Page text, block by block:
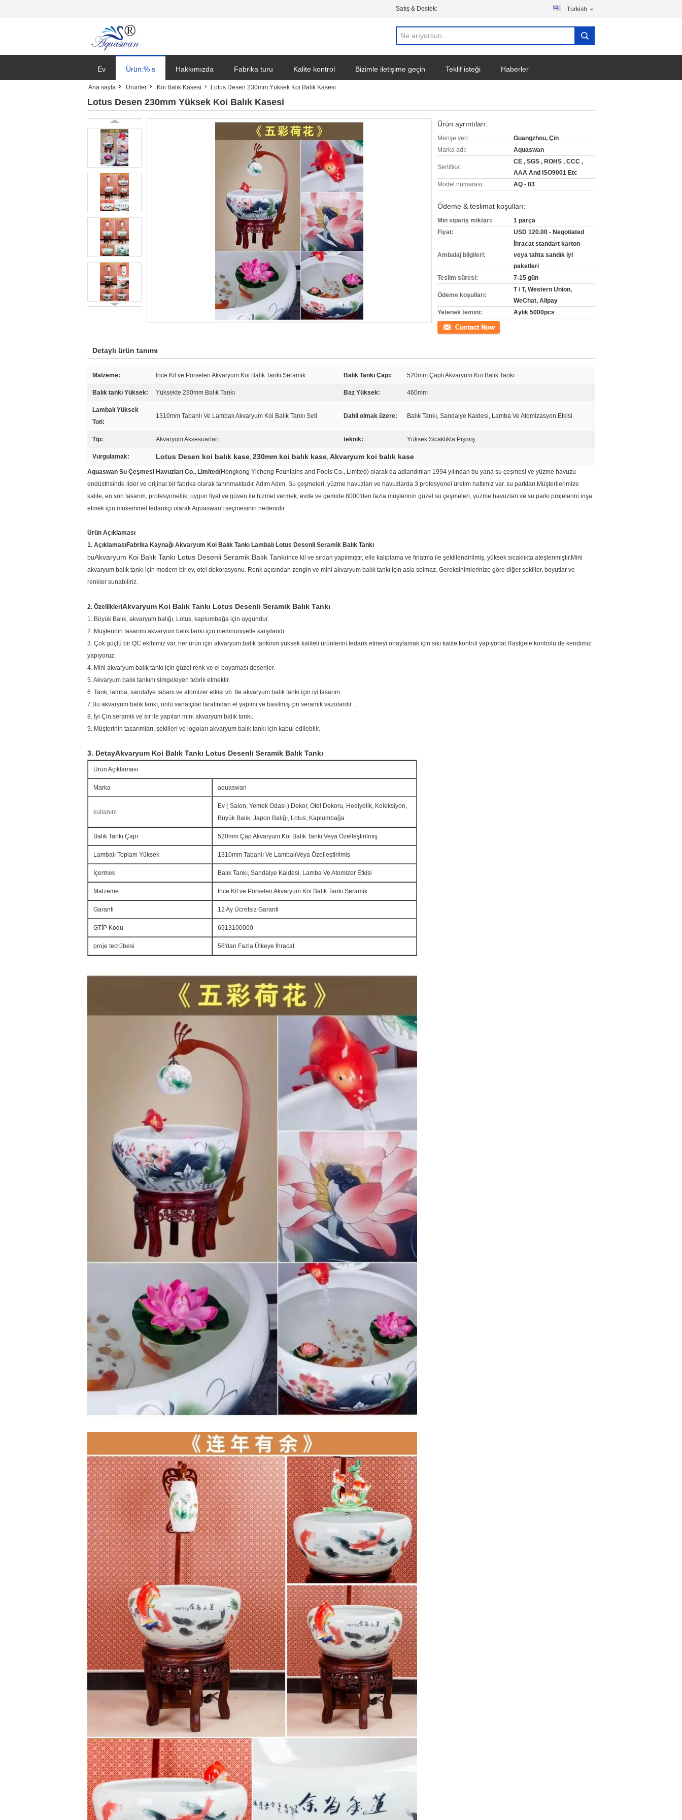
Satış & Destek: Turkish
Ev Ürün:% s Hakkımızda Fabrika turu Kalite kontrol Bizimle iletişime geçin Teklif isteği Haberler
Ana sayfa Ürünler Koi Balık Kasesi Lotus Desen 230mm Yüksek Koi Balık Kasesi
Lotus Desen 230mm Yüksek Koi Balık Kasesi
Ürün ayrıntıları:
Menşe yeri:
Guangzhou, Çin
Marka adı:
Aquaswan
Sertifika:
CE , SGS , ROHS , CCC ,
AAA And ISO9001 Etc
Model numarası:
AQ - 03
Ödeme & teslimat koşulları:
Min sipariş miktarı:
1 parça
Fiyat:
USD 120.00 - Negotiated
Ambalaj bilgileri:
İhracat standart karton
veya tahta sandık iyi
paketleri
Teslim süresi:
7-15 gün
Ödeme koşulları:
T / T, Western Union,
WeChat, Alipay
Yetenek temini:
Aylık 5000pcs
İletişim
Detaylı ürün tanımı
Malzeme: İnce Kil ve Porselen Akvaryum Koi Balık Tankı Seramik Balık Tankı Çapı: 520mm Çaplı Akvaryum Koi Balık Tankı
Balık tankı Yüksek: Yüksekte 230mm Balık Tankı Baz Yüksek: 460mm
Lambalı Yüksek
Totl:
1310mm Tabanlı Ve Lambalı Akvaryum Koi Balık Tankı Seti Dahil olmak üzere: Balık Tankı, Sandalye Kaidesi, Lamba Ve Atomizasyon Etkisi
Tip: Akvaryum Aksesuarları teknik: Yüksek Sıcaklıkta Pişmiş
Vurgulamak: Lotus Desen koi balık kase, 230mm koi balık kase, Akvaryum koi balık kase
Aquaswan Su Çeşmesi Havuzları Co., Limited(Hongkong Yicheng Fountains and Pools Co., Limited) olarak da adlandırılan 1994 yılından bu yana su çeşmesi ve yüzme havuzu
endüstrisinde lider ve orijinal bir fabrika olarak tanınmaktadır. Adım Adım, Su çeşmeleri, yüzme havuzları ve havuzlarda 3 profesyonel üretim hattımız var. su parkları.Müşterilerimize
kalite, en son tasarım, profesyonellik, uygun fiyat ve güven ile hizmet vermek, evde ve gemide 8000'den fazla müşterinin güzel su çeşmeleri, yüzme havuzları ve su parkı projelerini inşa
etmek için mükemmel tedarikçi olarak Aquaswan'ı seçmesinin nedenidir.
Ürün Açıklaması
1. AçıklamasıFabrika Kaynağı Akvaryum Koi Balık Tankı Lambalı Lotus Desenli Seramik Balık Tankı
buAkvaryum Koi Balık Tankı Lotus Desenli Seramik Balık Tankıince kil ve sırdan yapılmıştır, elle kalıplama ve fırlatma ile şekillendirilmiş, yüksek sıcaklıkta ateşlenmiştir.Mini
akvaryum balık tankı için modern bir ev, otel dekorasyonu. Renk açısından zengin ve mini akvaryum balık tankı için asla solmaz. Gereksinimlerinize göre diğer şekiller, boyutlar ve
renkler sunabiliriz.
2. ÖzellikleriAkvaryum Koi Balık Tankı Lotus Desenli Seramik Balık Tankı
1. Büyük Balık, akvaryum balığı, Lotus, kaplumbağa için uygundur.
2. Müşterinin tasarımı akvaryum balık tankı için memnuniyetle karşılandı.
3. Çok güçlü bir QC ekibimiz var, her ürün için akvaryum balık tankının yüksek kaliteli ürünlerini tedarik etmeyi onaylamak için sıkı kalite kontrol yapıyorlar.Rastgele kontrolü de kendimiz
yapıyoruz.
4. Mini akvaryum balık tankı için güzel renk ve el boyaması desenler.
5. Akvaryum balık tankını simgeleyen tebrik etmektir.
6. Tank, lamba, sandalye tabanı ve atomizer etkisi vb. Ile akvaryum balık tankı için iyi tasarım.
7.Bu akvaryum balık tankı, ünlü sanatçılar tarafından el yapımı ve basılmış çin seramik vazolardır ..
8. İyi Çin seramik ve sır ile yapılan mini akvaryum balık tankı.
9. Müşterinin tasarımları, şekilleri ve logoları akvaryum balık tankı için kabul edilebilir.
3. DetayAkvaryum Koi Balık Tankı Lotus Desenli Seramik Balık Tankı
Ürün Açıklaması
Marka aquaswan
kullanım
Ev ( Salon, Yemek Odası ) Dekor, Otel Dekoru, Hediyelik, Koleksiyon,
Büyük Balık, Japon Balığı, Lotus, Kaplumbağa
Balık Tankı Çapı 520mm Çap Akvaryum Koi Balık Tankı Veya Özelleştirilmiş
Lambalı Toplam Yüksek 1310mm Tabanlı Ve LambalıVeya Özelleştirilmiş
İçermek Balık Tankı, Sandalye Kaidesi, Lamba Ve Atomizer Etkisi
Malzeme İnce Kil ve Porselen Akvaryum Koi Balık Tankı Seramik
Garanti 12 Ay Ücretsiz Garanti
GTİP Kodu 6913100000
proje tecrübesi 56'dan Fazla Ülkeye İhracat